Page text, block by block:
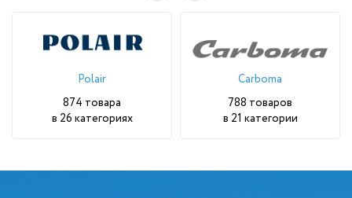
Polair
874 товара
в 26 категориях
Carboma
788 товаров
в 21 категории